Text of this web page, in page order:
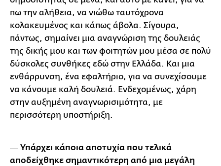
πω την αλήθεια, να νιώθω ταυτόχρονα
κολακευμένος και κάπως άβολα. Σίγουρα,
πάντως, σημαίνει μια αναγνώριση της δουλειάς
της δικής μου και των φοιτητών μου μέσα σε πολύ
δύσκολες συνθήκες εδώ στην Ελλάδα. Και μια
ενθάρρυνση, ένα εφαλτήριο, για να συνεχίσουμε
να κάνουμε καλή δουλειά. Ενδεχομένως, χάρη
στην αυξημένη αναγνωρισιμότητα, με
περισσότερη υποστήριξη.
― Υπάρχει κάποια αποτυχία που τελικά
αποδείχθηκε σημαντικότερη από μια μεγάλη